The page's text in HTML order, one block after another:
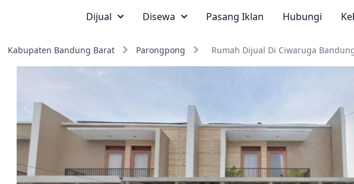
Dijual Disewa Pasang Iklan Hubungi
Kabupaten Bandung Barat Parongpong Rumah Dijual Di Ciwaruga